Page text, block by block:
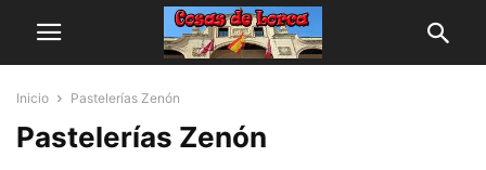
Inicio Pastelerías Zenón
Pastelerías Zenón